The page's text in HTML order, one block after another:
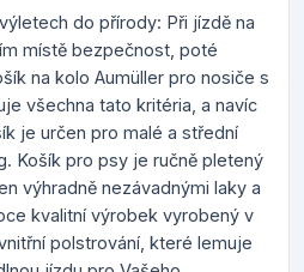
do přírody: Při jízdě na
místě bezpečnost, poté
na kolo Aumüller pro nosiče s
všechna tato kritéria, a navíc
je určen pro malé a střední
Košík pro psy je ručně pletený
výhradně nezávadnými laky a
kvalitní výrobek vyrobený v
polstrování, které lemuje